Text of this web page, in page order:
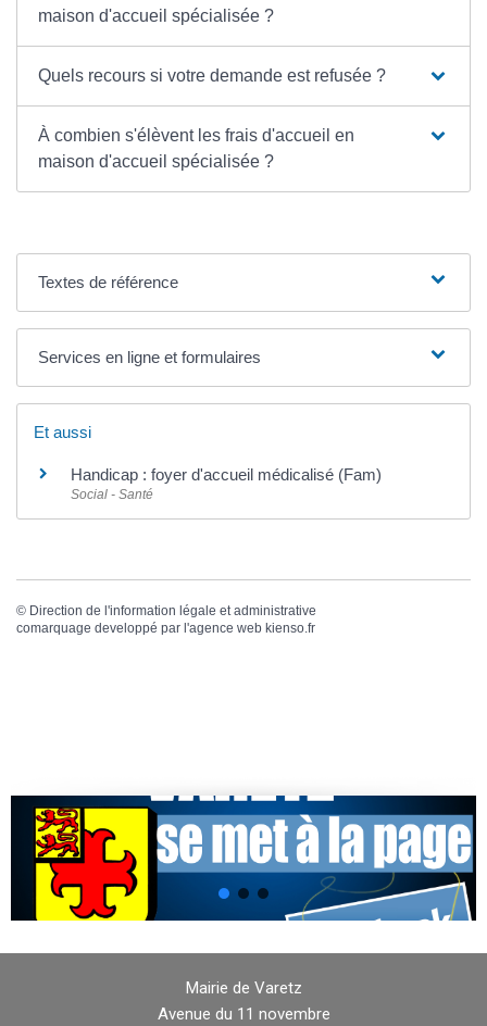
maison d'accueil spécialisée ?
Quels recours si votre demande est refusée ?
À combien s'élèvent les frais d'accueil en
maison d'accueil spécialisée ?
Textes de référence
Services en ligne et formulaires
Et aussi
Handicap : foyer d'accueil médicalisé (Fam)
Social - Santé
© Direction de l'information légale et administrative
comarquage developpé par l'agence web kienso.fr
Mairie de Varetz
Avenue du 11 novembre